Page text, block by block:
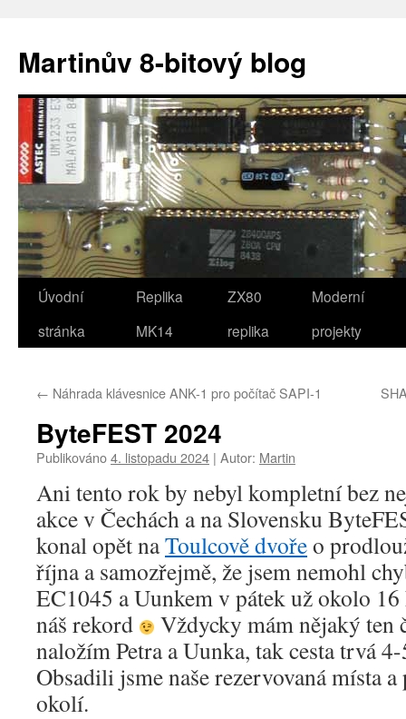
obsahu
webu
Martinův 8-bitový blog
Úvodní
stránka
Replika
MK14
ZX80
replika
Moderní
projekty
← Náhrada klávesnice ANK-1 pro počítač SAPI-1
ByteFEST 2024
Publikováno4. listopadu 2024 | Autor: Martin
Ani tento rok by nebyl kompletní bez
akce v Čechách a na Slovensku
konal opět naToulcově dvořeo
října a samozřejmě, že jsem nemohl
EC1045 a Uunkem v pátek už okolo
náš rekord
Vždycky mám nějaký ten
naložím Petra a Uunka, tak cesta trvá
Obsadili jsme naše rezervovaná místa
okolí.